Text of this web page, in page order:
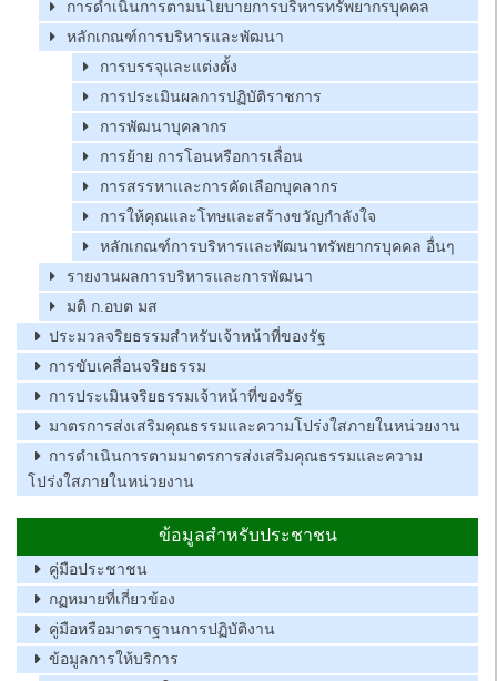
การดำเนินการตามนโยบายการบริหารทรัพยากรบุคคล
หลักเกณฑ์การบริหารและพัฒนา
การบรรจุและแต่งตั้ง
การประเมินผลการปฏิบัติราชการ
การพัฒนาบุคลากร
การย้าย การโอนหรือการเลื่อน
การสรรหาและการคัดเลือกบุคลากร
การให้คุณและโทษและสร้างขวัญกำลังใจ
หลักเกณฑ์การบริหารและพัฒนาทรัพยากรบุคคล อื่นๆ
รายงานผลการบริหารและการพัฒนา
มติ ก.อบต มส
ประมวลจริยธรรมสำหรับเจ้าหน้าที่ของรัฐ
การขับเคลื่อนจริยธรรม
การประเมินจริยธรรมเจ้าหน้าที่ของรัฐ
มาตรการส่งเสริมคุณธรรมและความโปร่งใสภายในหน่วยงาน
การดำเนินการตามมาตรการส่งเสริมคุณธรรมและความ
โปร่งใสภายในหน่วยงาน
ข้อมูลสำหรับประชาชน
คู่มือประชาชน
กฏหมายที่เกี่ยวข้อง
คู่มือหรือมาตราฐานการปฏิบัติงาน
ข้อมูลการให้บริการ